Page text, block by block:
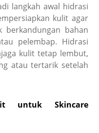
langkah awal hidrasi
kulit agar
bahan
pelembap. Hidrasi
kulit tetap lembut,
atau tertarik setelah
untuk Skincare